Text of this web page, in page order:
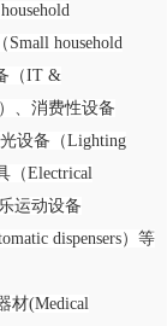
Small household
（IT &
、消费性设备
光设备（Lighting
（Electrical
运动设备
dispensers）等
材(Medical